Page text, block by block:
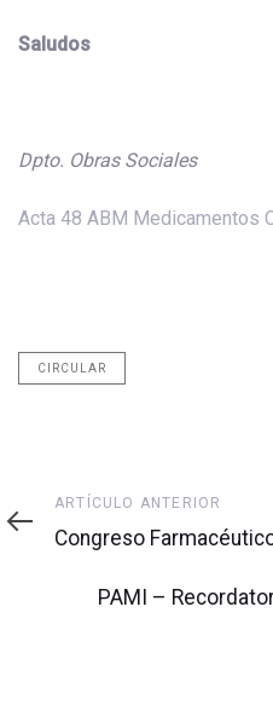
Saludos
Dpto. Obras Sociales
Acta 48 ABM Medicamentos
CIRCULAR
Artículo
anterior
ARTÍCULO ANTERIOR
Congreso
PAMI –